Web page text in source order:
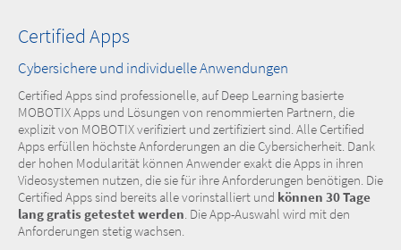
Certified Apps
Cybersichere und individuelle Anwendungen
Certified Apps sind professionelle, auf Deep Learning basierte
MOBOTIX Apps und Lösungen von renommierten Partnern, die
explizit von MOBOTIX verifiziert und zertifiziert sind. Alle Certified
Apps erfüllen höchste Anforderungen an die Cybersicherheit. Dank
der hohen Modularität können Anwender exakt die Apps in ihren
Videosystemen nutzen, die sie für ihre Anforderungen benötigen. Die
Certified Apps sind bereits alle vorinstalliert und können 30 Tage
lang gratis getestet werden . Die App-Auswahl wird mit den
Anforderungen stetig wachsen.